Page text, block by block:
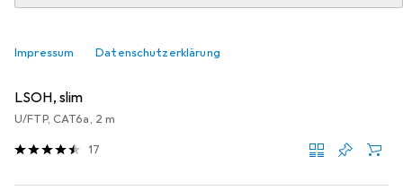
Impressum Datenschutzerklärung
MENGENRABATT
EUR
6,05 EUR
LSOH, slim
U/FTP, CAT6a, 2 m
17